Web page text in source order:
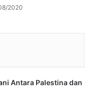
2020
Antara Palestina dan